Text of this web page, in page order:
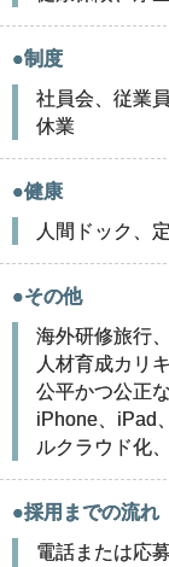
●制度
社員会、従業
休業
●健康
人間ドック、
●その他
海外研修旅行
人材育成カリ
公平かつ公正
iPhone、iPad
ルクラウド化
●採用までの流れ
電話または応